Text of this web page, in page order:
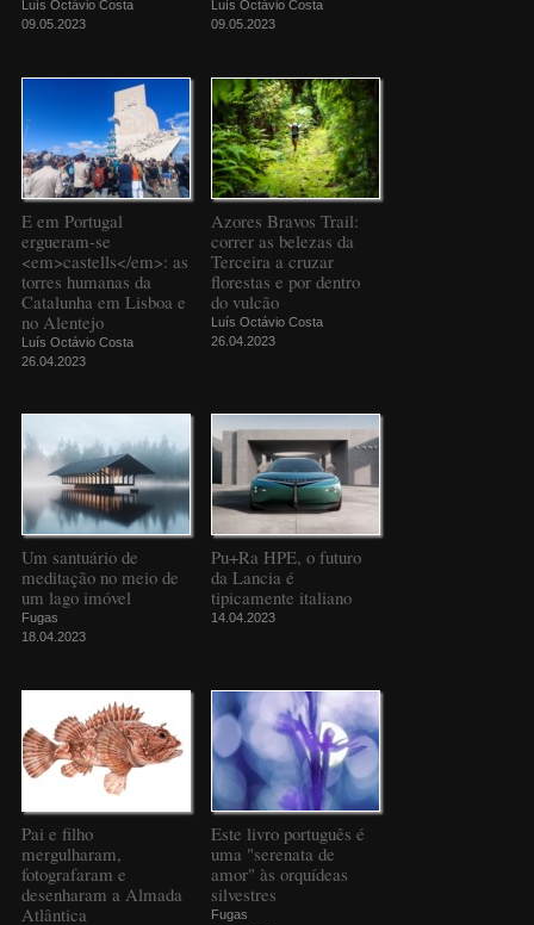
Luís Octávio Costa
09.05.2023
Luís Octávio Costa
09.05.2023
E em Portugal
ergueram-se
<em>castells</em>: as
torres humanas da
Catalunha em Lisboa e
no Alentejo
Luís Octávio Costa
26.04.2023
Azores Bravos Trail:
correr as belezas da
Terceira a cruzar
florestas e por dentro
do vulcão
Luís Octávio Costa
26.04.2023
Um santuário de
meditação no meio de
um lago imóvel
Fugas
18.04.2023
Pu+Ra HPE, o futuro
da Lancia é
tipicamente italiano
14.04.2023
Pai e filho
mergulharam,
fotografaram e
desenharam a Almada
Atlântica
Este livro português é
uma "serenata de
amor" às orquídeas
silvestres
Fugas